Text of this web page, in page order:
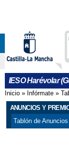
IESO Harévolar
Se
Inicio » Infórmate »
ANUNCIOS Y
Tablón de Anuncios